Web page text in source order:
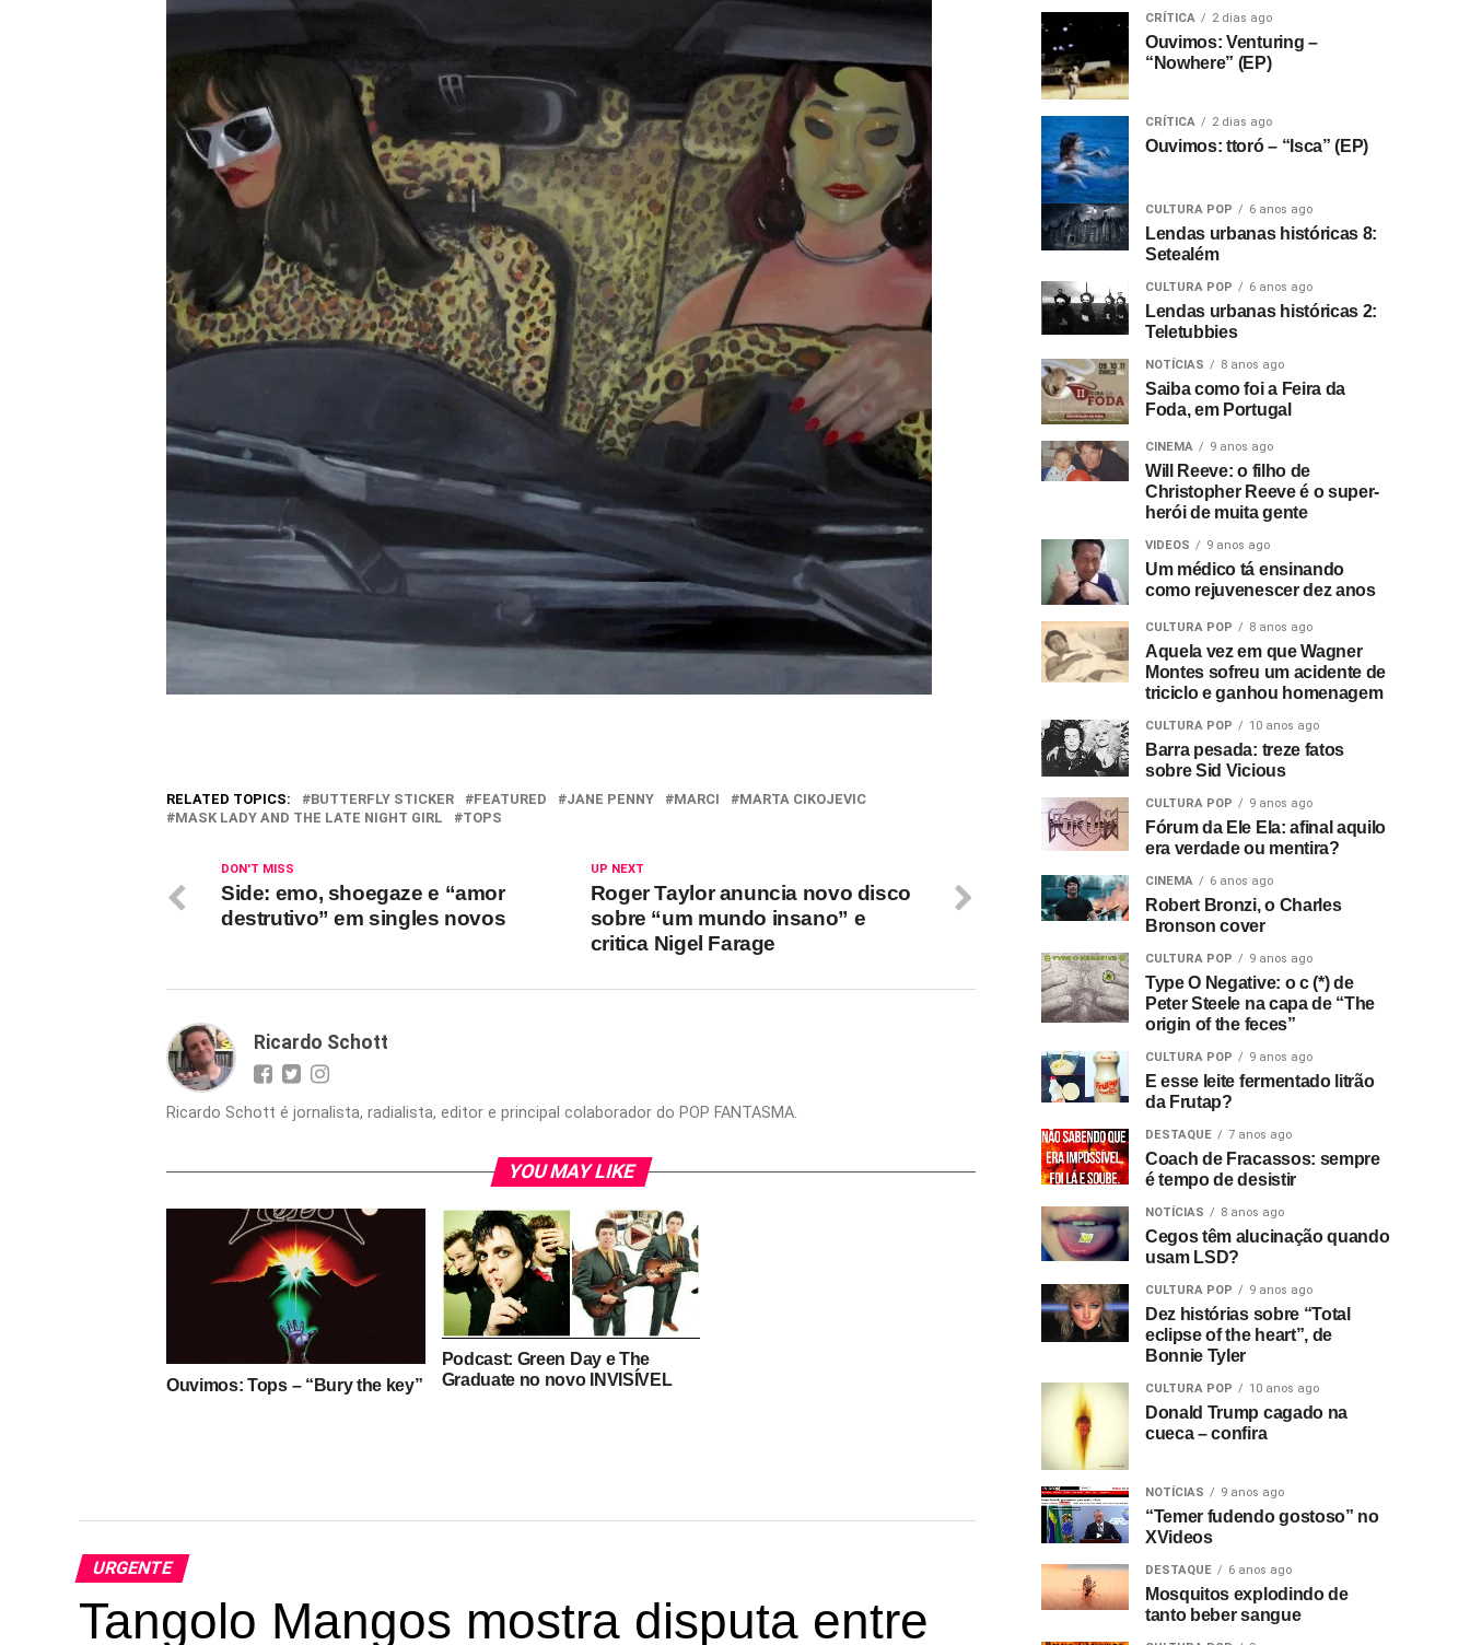
RELATED TOPICS: BUTTERFLY STICKER FEATURED JANE PENNY MARCI
MARTA CIKOJEVIC
MASK LADY AND THE LATE NIGHT GIRL
TOPS
UP NEXT
Roger Taylor anuncia novo disco
sobre “um mundo insano” e
critica Nigel Farage
DON'T MISS
Side: emo, shoegaze e “amor
destrutivo” em singles novos
Ricardo Schott
Ricardo Schott é jornalista, radialista, editor e principal colaborador do POP FANTASMA.
YOU MAY LIKE
Ouvimos: Tops – “Bury the key”
Podcast: Green Day e The
Graduate no novo INVISÍVEL
URGENTE
Tangolo Mangos mostra disputa entre
CRÍTICA 2 dias ago
Ouvimos: Venturing –
“Nowhere” (EP)
CRÍTICA 2 dias ago
Ouvimos: ttoró – “Isca” (EP)
CULTURA POP 6 anos ago
Lendas urbanas históricas 8:
Setealém
CULTURA POP 6 anos ago
Lendas urbanas históricas 2:
Teletubbies
NOTÍCIAS 8 anos ago
Saiba como foi a Feira da
Foda, em Portugal
CINEMA 9 anos ago
Will Reeve: o filho de
Christopher Reeve é o super-
herói de muita gente
VIDEOS 9 anos ago
Um médico tá ensinando
como rejuvenescer dez anos
CULTURA POP 8 anos ago
Aquela vez em que Wagner
Montes sofreu um acidente de
triciclo e ganhou homenagem
CULTURA POP 10 anos ago
Barra pesada: treze fatos
sobre Sid Vicious
CULTURA POP 9 anos ago
Fórum da Ele Ela: afinal aquilo
era verdade ou mentira?
CINEMA 6 anos ago
Robert Bronzi, o Charles
Bronson cover
CULTURA POP 9 anos ago
Type O Negative: o c (*) de
Peter Steele na capa de “The
origin of the feces”
CULTURA POP 9 anos ago
E esse leite fermentado litrão
da Frutap?
DESTAQUE 7 anos ago
Coach de Fracassos: sempre
é tempo de desistir
NOTÍCIAS 8 anos ago
Cegos têm alucinação quando
usam LSD?
CULTURA POP 9 anos ago
Dez histórias sobre “Total
eclipse of the heart”, de
Bonnie Tyler
CULTURA POP 10 anos ago
Donald Trump cagado na
cueca – confira
NOTÍCIAS 9 anos ago
“Temer fudendo gostoso” no
XVideos
DESTAQUE 6 anos ago
Mosquitos explodindo de
tanto beber sangue